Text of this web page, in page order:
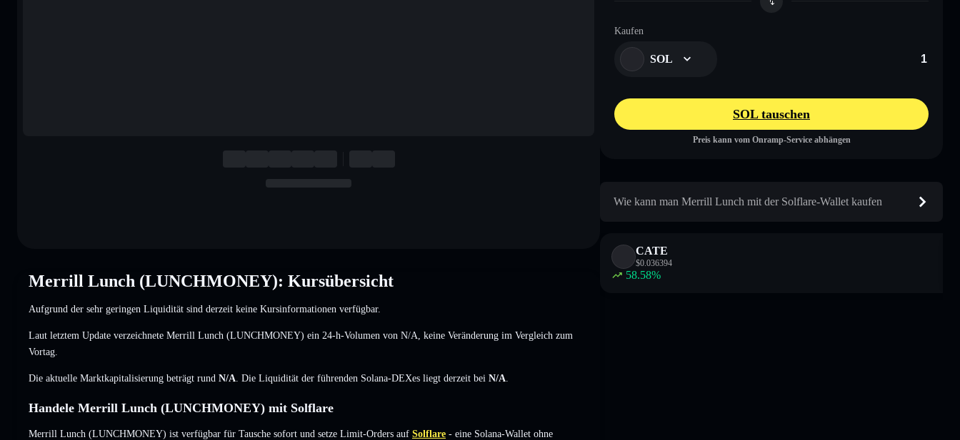
Merrill Lunch (LUNCHMONEY): Kursübersicht
Aufgrund der sehr geringen Liquidität sind derzeit keine Kursinformationen verfügbar.
Laut letztem Update verzeichnete Merrill Lunch (LUNCHMONEY) ein 24-h-Volumen von N/A keine Veränderung im Vergleich zum
Vortag.
Die aktuelle Marktkapitalisierung beträgt rund N/A . Die Liquidität der führenden Solana-DEXes liegt derzeit bei N/A
Handele Merrill Lunch (LUNCHMONEY) mit Solflare
Merrill Lunch (LUNCHMONEY) ist verfügbar für Tausche sofort und setze Limit-Orders auf Solflare - eine Solana-Wallet ohne
Kaufen
SOL
SOL tauschen
Preis kann vom Onramp-Service abhängen
Wie kann man Merrill Lunch mit der Solflare-Wallet kaufen
CATE
$0.036394
58.58%